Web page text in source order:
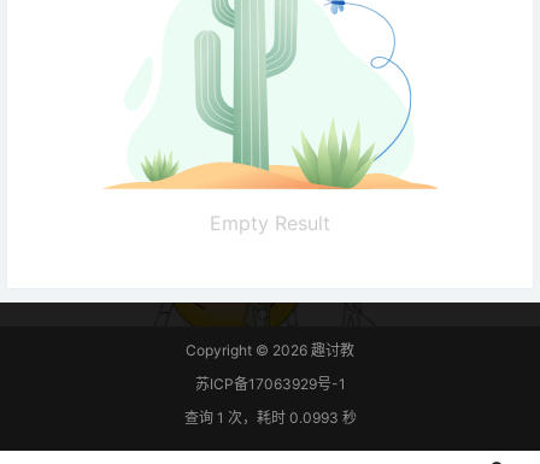
Empty Result
Copyright © 2026 趣讨教
苏ICP备17063929号-1
查询 1 次，耗时 0.0993 秒